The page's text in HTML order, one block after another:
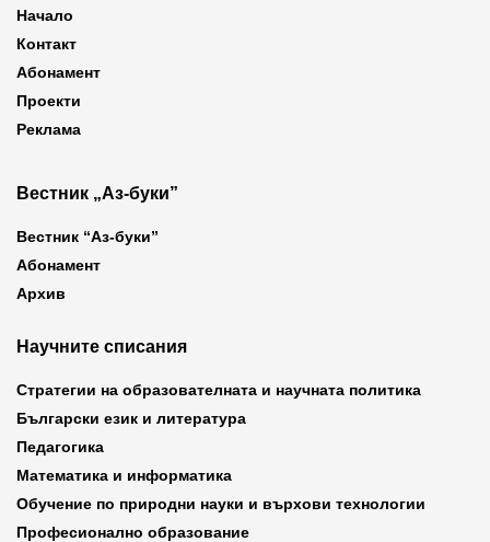
Начало
Контакт
Абонамент
Проекти
Реклама
Вестник „Аз-буки”
Вестник “Аз-буки”
Абонамент
Архив
Научните списания
Стратегии на образователната и научната политика
Български език и литература
Педагогика
Математика и информатика
Обучение по природни науки и върхови технологии
Професионално образование